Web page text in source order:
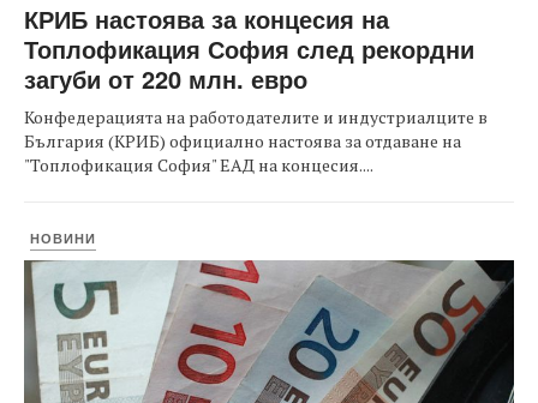
КРИБ настоява за концесия на
Топлофикация София след рекордни
загуби от 220 млн. евро
Конфедерацията на работодателите и индустриалците в
България (КРИБ) официално настоява за отдаване на
"Топлофикация София" ЕАД на концесия....
НОВИНИ